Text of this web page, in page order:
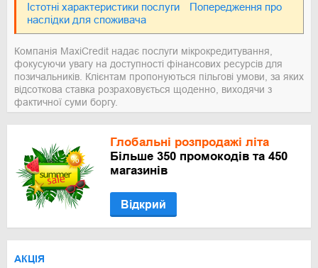
Істотні характеристики послуги
Попередження про
наслідки для споживача
Компанія MaxiCredit надає послуги мікрокредитування,
фокусуючи увагу на доступності фінансових ресурсів для
позичальників. Клієнтам пропонуються пільгові умови, за яких
відсоткова ставка розраховується щоденно, виходячи з
фактичної суми боргу.
Глобальні розпродажі літа
Більше 350 промокодів та 450
магазинів
Відкрий
АКЦІЯ